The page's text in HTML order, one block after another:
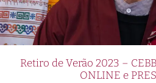
Retiro de Verão 2023 –
ONLINE e